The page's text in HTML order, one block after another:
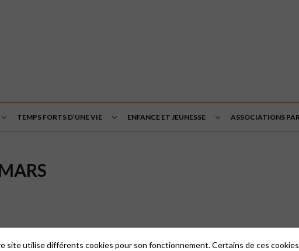
TEMPS FORTS D’UNE VIE ENFANCE ET JEUNESSE ASSOCIATIONS
site utilise différents cookies pour son fonctionnement. Certains de ces